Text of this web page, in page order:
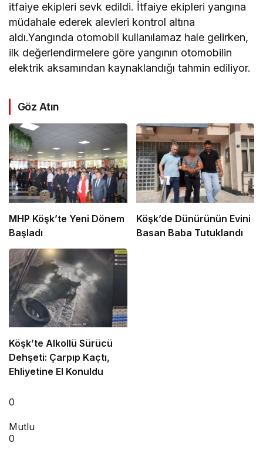
itfaiye ekipleri sevk edildi. İtfaiye ekipleri yangına
müdahale ederek alevleri kontrol altına
aldı.Yangında otomobil kullanılamaz hale gelirken,
ilk değerlendirmelere göre yangının otomobilin
elektrik aksamından kaynaklandığı tahmin ediliyor.
Göz Atın
MHP Köşk’te Yeni Dönem
Başladı
Köşk’de Dünürünün Evini
Basan Baba Tutuklandı
Köşk’te Alkollü Sürücü
Dehşeti: Çarpıp Kaçtı,
Ehliyetine El Konuldu
0
Mutlu
0